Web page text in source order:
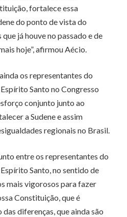
fortalece essa
do ponto de vista do
já houve no passado e de
hoje”, afirmou Aécio.
os representantes do
Santo no Congresso
conjunto junto ao
a Sudene e assim
regionais no Brasil.
entre os representantes do
Santo, no sentido de
mais vigorosos para fazer
Constituição, que é
diferenças, que ainda são